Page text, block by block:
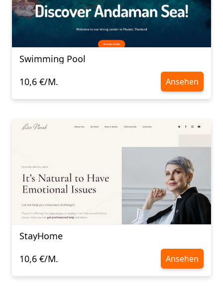
Swimming Pool
10,6 €/M.
Ansehen
StayHome
10,6 €/M.
Ansehen